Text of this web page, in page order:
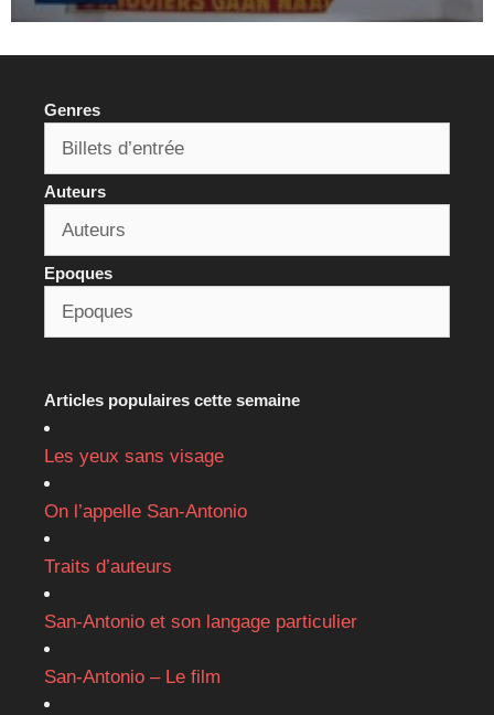
Genres
Auteurs
Epoques
Articles populaires cette semaine
Les yeux sans visage
On l’appelle San-Antonio
Traits d’auteurs
San-Antonio et son langage particulier
San-Antonio – Le film